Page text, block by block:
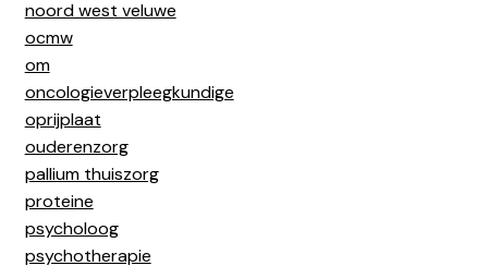
noord west veluwe
ocmw
om
oncologieverpleegkundige
oprijplaat
ouderenzorg
pallium thuiszorg
proteine
psycholoog
psychotherapie